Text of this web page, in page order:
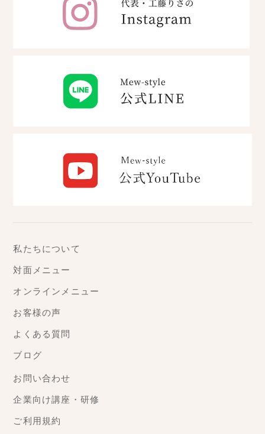
私たちについて
対面メニュー
オンラインメニュー
お客様の声
よくある質問
ブログ
お問い合わせ
企業向け講座・研修
ご利用規約